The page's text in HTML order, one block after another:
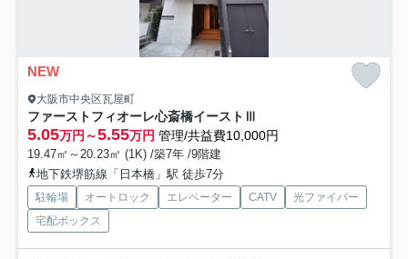
NEW
大阪市中央区瓦屋町
ファーストフィオーレ心斎橋イーストⅢ
5.05万円～5.55万円 管理/共益費10,000円
19.47㎡～20.23㎡ (1K) /築7年 /9階建
地下鉄堺筋線「日本橋」駅 徒歩7分
駐輪場 オートロック エレベーター CATV
光ファイバー
宅配ボックス